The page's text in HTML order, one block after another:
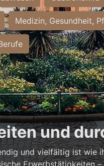
Medizin, Gesundheit,
und
und vielfältig ist wie